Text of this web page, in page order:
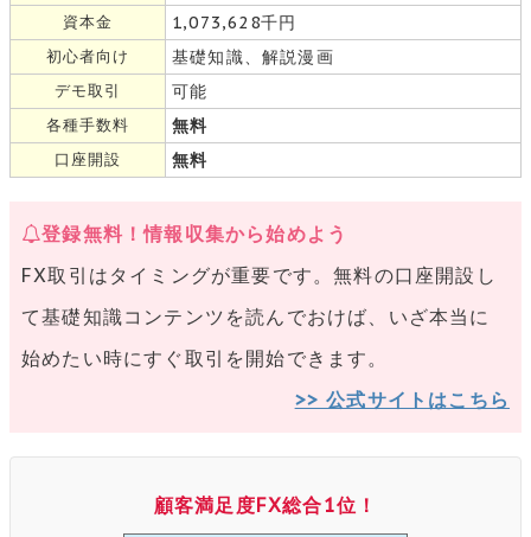
資本金 1,073,628千円
初心者向け 基礎知識、解説漫画
デモ取引 可能
各種手数料 無料
口座開設 無料
登録無料！情報収集から始めよう
FX取引はタイミングが重要です。無料の口座開設し
て基礎知識コンテンツを読んでおけば、いざ本当に
始めたい時にすぐ取引を開始できます。
>> 公式サイトはこちら
顧客満足度FX総合1位！